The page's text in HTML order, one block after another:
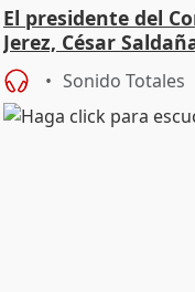
El presidente del
Jerez, César
Sonido Totales